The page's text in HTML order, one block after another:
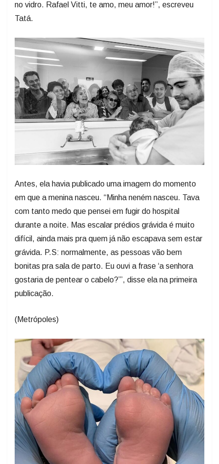
no vidro. Rafael Vitti, te amo, meu amor!”, escreveu
Tatá.
Antes, ela havia publicado uma imagem do momento
em que a menina nasceu. “Minha neném nasceu. Tava
com tanto medo que pensei em fugir do hospital
durante a noite. Mas escalar prédios grávida é muito
difícil, ainda mais pra quem já não escapava sem estar
grávida. P.S: normalmente, as pessoas vão bem
bonitas pra sala de parto. Eu ouvi a frase ‘a senhora
gostaria de pentear o cabelo?’”, disse ela na primeira
publicação.
(Metrópoles)